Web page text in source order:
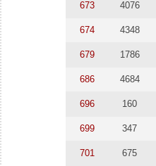
673 4076
674 4348
679 1786
686 4684
696 160
699 347
701 675